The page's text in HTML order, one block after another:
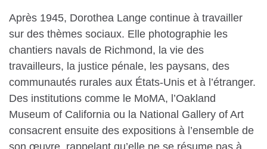
Après 1945, Dorothea Lange continue à travailler
sur des thèmes sociaux. Elle photographie les
chantiers navals de Richmond, la vie des
travailleurs, la justice pénale, les paysans, des
communautés rurales aux États-Unis et à l’étranger.
Des institutions comme le MoMA, l’Oakland
Museum of California ou la National Gallery of Art
consacrent ensuite des expositions à l’ensemble de